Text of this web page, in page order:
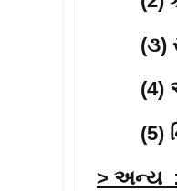
(૩)
(4)
(5)
> અન્ય